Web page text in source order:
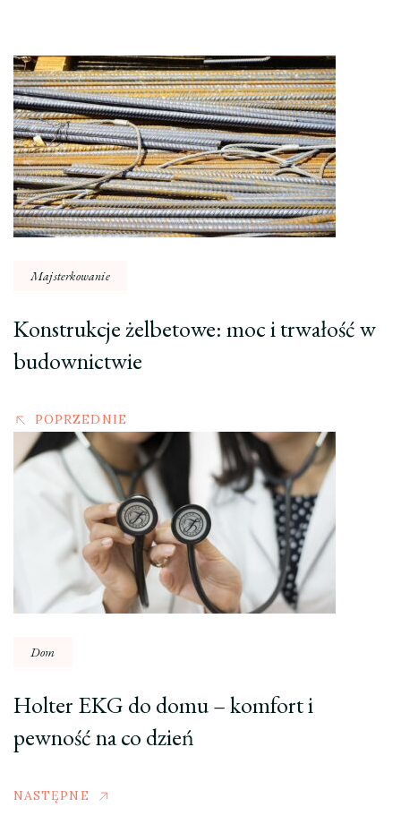
Nawigacja
wpisu
Majsterkowanie
Konstrukcje żelbetowe: moc i trwałość w
budownictwie
POPRZEDNIE
Dom
Holter EKG do domu – komfort i
pewność na co dzień
NASTĘPNE